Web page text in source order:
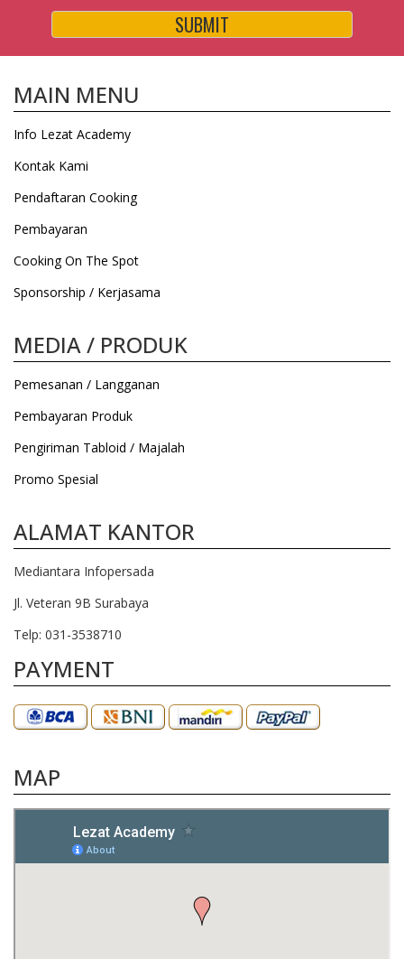
SUBMIT
MAIN MENU
Info Lezat Academy
Kontak Kami
Pendaftaran Cooking
Pembayaran
Cooking On The Spot
Sponsorship / Kerjasama
MEDIA / PRODUK
Pemesanan / Langganan
Pembayaran Produk
Pengiriman Tabloid / Majalah
Promo Spesial
ALAMAT KANTOR
Mediantara Infopersada
Jl. Veteran 9B Surabaya
Telp: 031-3538710
PAYMENT
MAP